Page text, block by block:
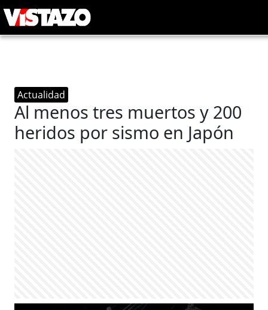
Actualidad
Al menos tres muertos y 200
heridos por sismo en Japón